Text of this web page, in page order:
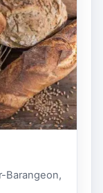
Barangeon,